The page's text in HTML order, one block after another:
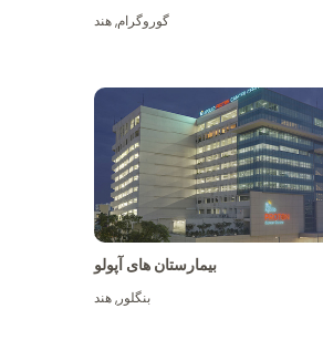
گوروگرام,هند
بیمارستان های آپولو
بنگلور,هند